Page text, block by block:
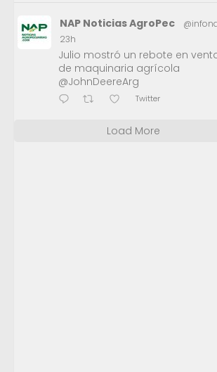
NAP Noticias AgroPec
23h
Julio mostró un rebote en
de maquinaria agrícola
@JohnDeereArg
Twitter
Load More